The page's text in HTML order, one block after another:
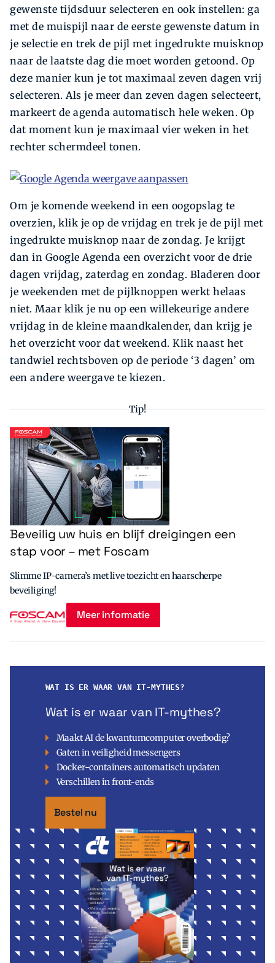
gewenste tijdsduur selecteren en ook instellen: ga
met de muispijl naar de eerste gewenste datum in
je selectie en trek de pijl met ingedrukte muisknop
naar de laatste dag die moet worden getoond. Op
deze manier kun je tot maximaal zeven dagen vrij
selecteren. Als je meer dan zeven dagen selecteert,
markeert de agenda automatisch hele weken. Op
dat moment kun je maximaal vier weken in het
rechter schermdeel tonen.
Om je komende weekend in een oogopslag te
overzien, klik je op de vrijdag en trek je de pijl met
ingedrukte muisknop naar de zondag. Je krijgt
dan in Google Agenda een overzicht voor de drie
dagen vrijdag, zaterdag en zondag. Bladeren door
je weekenden met de pijlknoppen werkt helaas
niet. Maar klik je nu op een willekeurige andere
vrijdag in de kleine maandkalender, dan krijg je
het overzicht voor dat weekend. Klik naast het
tandwiel rechtsboven op de periode ‘3 dagen’ om
een andere weergave te kiezen.
Tip!
Beveilig uw huis en blijf dreigingen een
stap voor – met Foscam
Slimme IP-camera’s met live toezicht en haarscherpe
beveiliging!
Meer informatie
WAT IS ER WAAR VAN IT-MYTHES?
Wat is er waar van IT-mythes?
Maakt AI de kwantumcomputer overbodig?
Gaten in veiligheid messengers
Docker-containers automatisch updaten
Verschillen in front-ends
Bestel nu